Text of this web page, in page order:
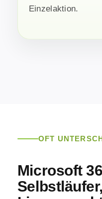
Einzelaktion.
OFT
Microsoft